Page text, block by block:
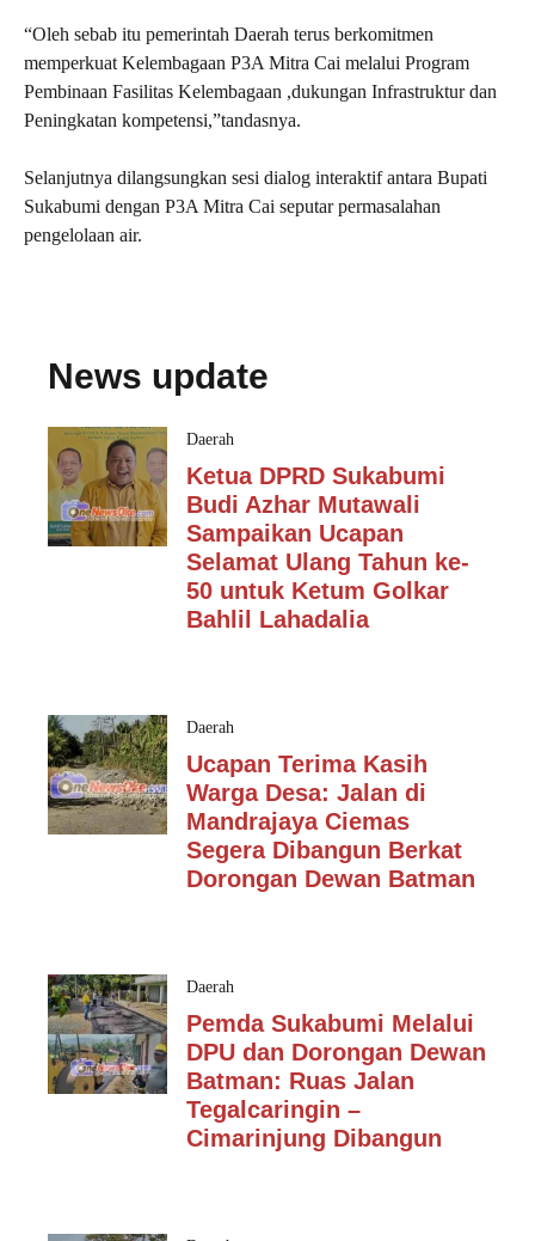
“Oleh sebab itu pemerintah Daerah terus berkomitmen
memperkuat Kelembagaan P3A Mitra Cai melalui Program
Pembinaan Fasilitas Kelembagaan ,dukungan Infrastruktur dan
Peningkatan kompetensi,”tandasnya.
Selanjutnya dilangsungkan sesi dialog interaktif antara Bupati
Sukabumi dengan P3A Mitra Cai seputar permasalahan
pengelolaan air.
News update
Daerah
Ketua DPRD Sukabumi
Budi Azhar Mutawali
Sampaikan Ucapan
Selamat Ulang Tahun ke-
50 untuk Ketum Golkar
Bahlil Lahadalia
Daerah
Ucapan Terima Kasih
Warga Desa: Jalan di
Mandrajaya Ciemas
Segera Dibangun Berkat
Dorongan Dewan Batman
Daerah
Pemda Sukabumi Melalui
DPU dan Dorongan Dewan
Batman: Ruas Jalan
Tegalcaringin –
Cimarinjung Dibangun